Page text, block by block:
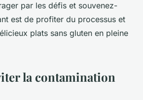
par les défis et souvenez-
est de profiter du processus et
plats sans gluten en pleine
la contamination